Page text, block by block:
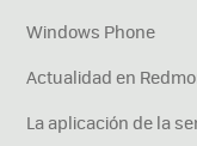
Windows Phone
Actualidad en
La aplicación de la